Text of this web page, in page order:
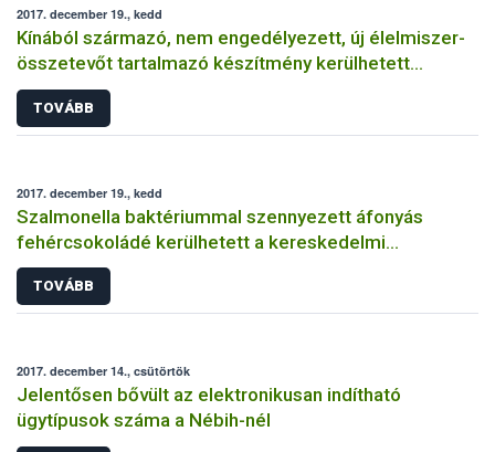
2017. december 19., kedd
Kínából származó, nem engedélyezett, új élelmiszer-
összetevőt tartalmazó készítmény kerülhetett
forgalomba
TOVÁBB
2017. december 19., kedd
Szalmonella baktériummal szennyezett áfonyás
fehércsokoládé kerülhetett a kereskedelmi
forgalomba
TOVÁBB
2017. december 14., csütörtök
Jelentősen bővült az elektronikusan indítható
ügytípusok száma a Nébih-nél